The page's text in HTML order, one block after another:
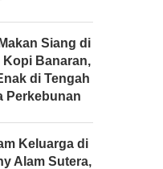
Siang di
Kopi Banaran,
di Tengah
Perkebunan
Keluarga di
Alam Sutera,